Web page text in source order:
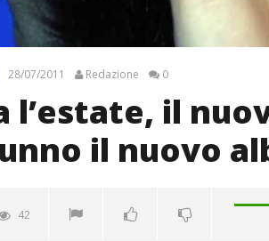
28/07/2011 Redazione 0
l’estate, il
il nuovo
42